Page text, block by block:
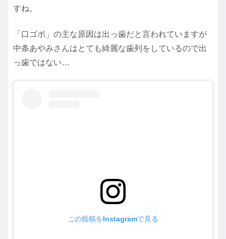
すね。
「口ゴボ」の主な原因は出っ歯だと言われていますが
中条あやみさんはとても綺麗な歯列をしているので出
っ歯ではない…
この投稿をInstagramで見る